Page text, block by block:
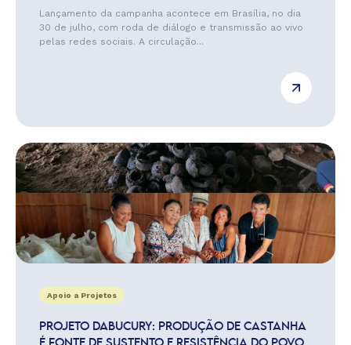
Lançamento da campanha acontece em Brasília, no dia
30 de julho, com roda de diálogo e transmissão ao vivo
pelas redes sociais. A circulação...
Apoio a Projetos
PROJETO DABUCURY: PRODUÇÃO DE CASTANHA